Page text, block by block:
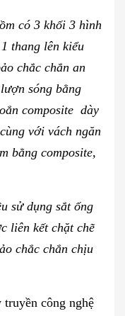
có 3 khối 3 hình
thang lên kiểu
chắc chắn an
sóng bằng
composite dày
với vách ngăn
bằng composite,
sử dụng sắt ống
liên kết chặt chẽ
chắc chắn chịu
truyền công nghệ